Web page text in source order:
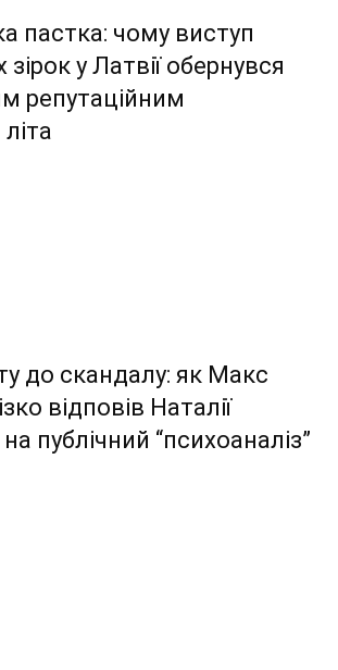
пастка: чому виступ
зірок у Латвії обернувся
репутаційним
до скандалу: як Макс
відповів Наталії
публічний “психоаналіз”